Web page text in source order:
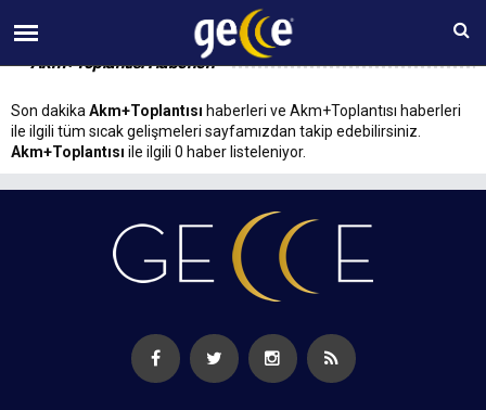
07 AĞUSTOS Cuma 14:22
Akm+Toplantısı Haberleri
Son dakika Akm+Toplantısı haberleri ve Akm+Toplantısı haberleri
ile ilgili tüm sıcak gelişmeleri sayfamızdan takip edebilirsiniz.
Akm+Toplantısı ile ilgili 0 haber listeleniyor.